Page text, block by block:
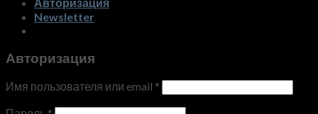
Newsletter
Авторизация
Имя пользователя или email *